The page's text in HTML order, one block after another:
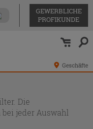
GEWERBLICHE
PROFIKUNDE
Geschäfte
Die
jeder Auswahl